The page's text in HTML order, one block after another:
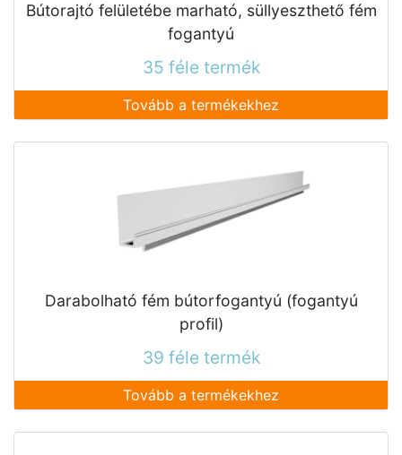
Bútorajtó felületébe marható, süllyeszthető fém
fogantyú
35 féle termék
Tovább a termékekhez
Darabolható fém bútorfogantyú (fogantyú
profil)
39 féle termék
Tovább a termékekhez